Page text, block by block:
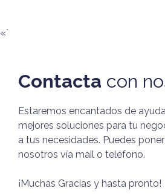
«`
Contacta con
Estaremos encantados de
mejores soluciones para tu
a tus necesidades. Puedes
nosotros vía mail o teléfono.
¡Muchas Gracias y hasta pronto!